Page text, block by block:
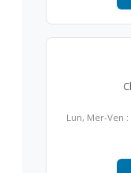
Lun, Mer-Ven